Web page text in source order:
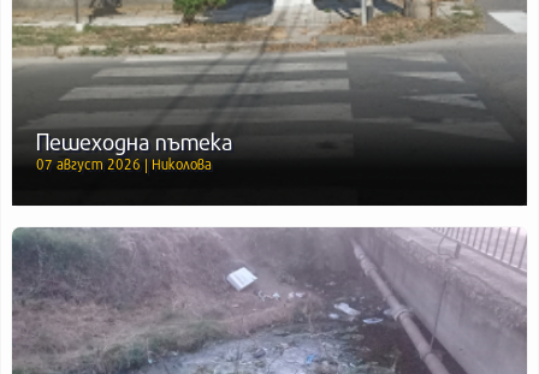
Пешеходна пътека
07 август 2026 | Николова